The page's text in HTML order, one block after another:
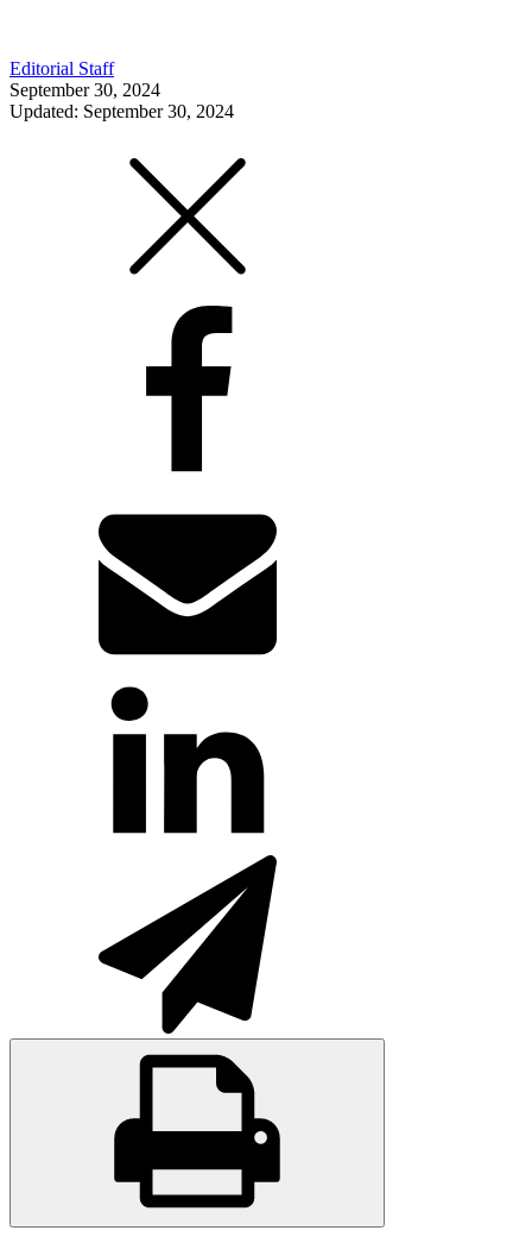
Editorial Staff
September 30, 2024
Updated: September 30, 2024